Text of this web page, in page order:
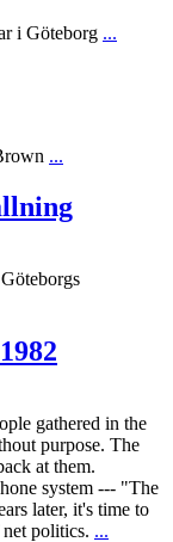
i Göteborg ...
...
gathered in the
purpose. The
at them.
system --- "The
later, it's time to
politics. ...